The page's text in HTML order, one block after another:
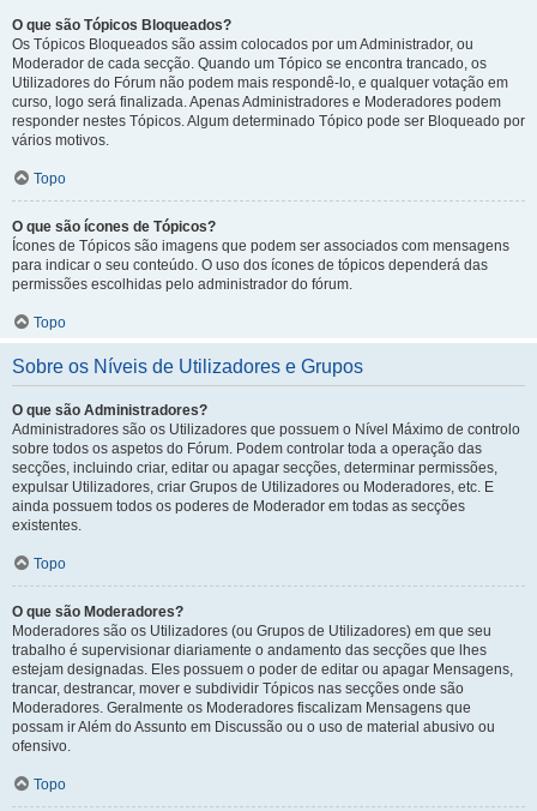
O que são Tópicos Bloqueados?
Os Tópicos Bloqueados são assim colocados por um Administrador, ou
Moderador de cada secção. Quando um Tópico se encontra trancado, os
Utilizadores do Fórum não podem mais respondê-lo, e qualquer votação em
curso, logo será finalizada. Apenas Administradores e Moderadores podem
responder nestes Tópicos. Algum determinado Tópico pode ser Bloqueado por
vários motivos.
Topo
O que são ícones de Tópicos?
Ícones de Tópicos são imagens que podem ser associados com mensagens
para indicar o seu conteúdo. O uso dos ícones de tópicos dependerá das
permissões escolhidas pelo administrador do fórum.
Topo
Sobre os Níveis de Utilizadores e Grupos
O que são Administradores?
Administradores são os Utilizadores que possuem o Nível Máximo de controlo
sobre todos os aspetos do Fórum. Podem controlar toda a operação das
secções, incluindo criar, editar ou apagar secções, determinar permissões,
expulsar Utilizadores, criar Grupos de Utilizadores ou Moderadores, etc. E
ainda possuem todos os poderes de Moderador em todas as secções
existentes.
Topo
O que são Moderadores?
Moderadores são os Utilizadores (ou Grupos de Utilizadores) em que seu
trabalho é supervisionar diariamente o andamento das secções que lhes
estejam designadas. Eles possuem o poder de editar ou apagar Mensagens,
trancar, destrancar, mover e subdividir Tópicos nas secções onde são
Moderadores. Geralmente os Moderadores fiscalizam Mensagens que
possam ir Além do Assunto em Discussão ou o uso de material abusivo ou
ofensivo.
Topo